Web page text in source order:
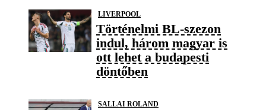
LIVERPOOL
Történelmi BL-szezon
indul, három magyar is
ott lehet a budapesti
döntőben
SALLAI ROLAND